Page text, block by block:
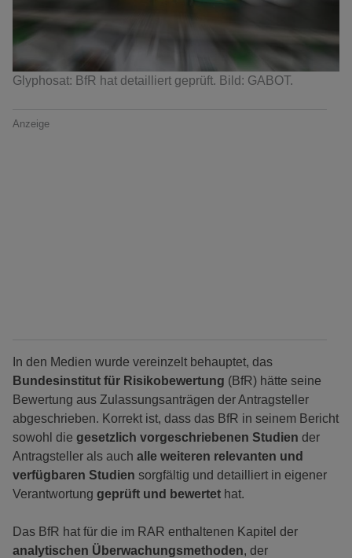
Glyphosat: BfR hat detailliert geprüft. Bild: GABOT.
Anzeige
In den Medien wurde vereinzelt behauptet, das
Bundesinstitut für Risikobewertung (BfR) hätte seine
Bewertung aus Zulassungsanträgen der Antragsteller
abgeschrieben. Korrekt ist, dass das BfR in seinem Bericht
sowohl die gesetzlich vorgeschriebenen Studien der
Antragsteller als auch alle weiteren relevanten und
verfügbaren Studien sorgfältig und detailliert in eigener
Verantwortung geprüft und bewertet hat.
Das BfR hat für die im RAR enthaltenen Kapitel der
analytischen Überwachungsmethoden, der